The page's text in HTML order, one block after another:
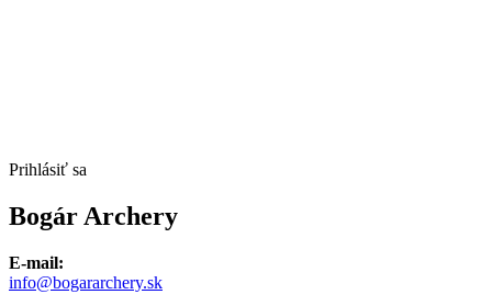
Prihlásiť sa
Bogár Archery
E-mail:
info@bogararchery.sk